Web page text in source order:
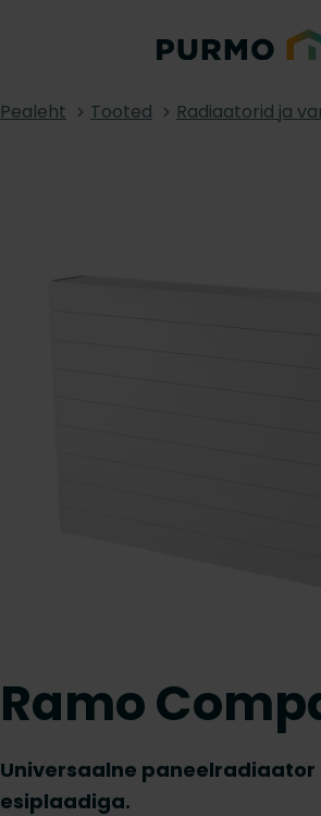
Pealeht Tooted Radiaatorid ja
Ramo
Universaalne
esiplaadiga.